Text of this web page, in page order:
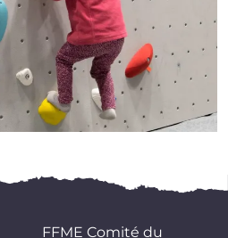
FFME Comité du